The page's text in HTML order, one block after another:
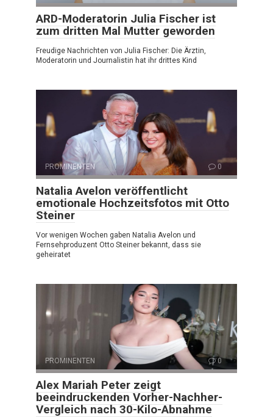
ARD-Moderatorin Julia Fischer ist
zum dritten Mal Mutter geworden
Freudige Nachrichten von Julia Fischer: Die Ärztin,
Moderatorin und Journalistin hat ihr drittes Kind
PROMINENTEN 0
Natalia Avelon veröffentlicht
emotionale Hochzeitsfotos mit Otto
Steiner
Vor wenigen Wochen gaben Natalia Avelon und
Fernsehproduzent Otto Steiner bekannt, dass sie
geheiratet
PROMINENTEN 0
Alex Mariah Peter zeigt
beeindruckenden Vorher-Nachher-
Vergleich nach 30-Kilo-Abnahme